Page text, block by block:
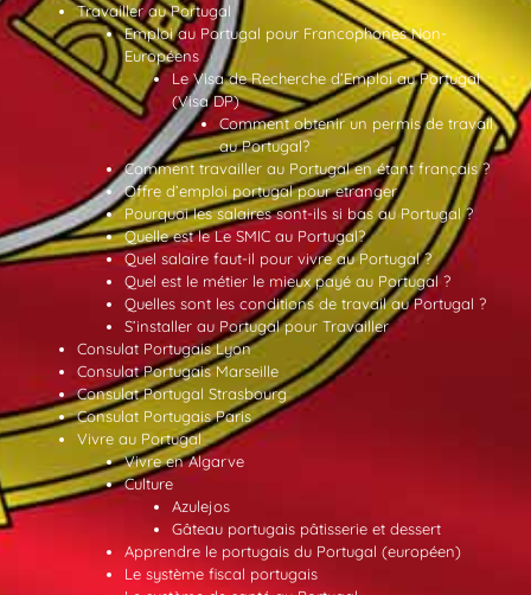
Travailler au Portugal
Emploi au Portugal pour Francophones Non-
Européens
Le Visa de Recherche d’Emploi au Portugal
(Visa DP)
Comment obtenir un permis de travail
au Portugal?
Comment travailler au Portugal en étant français ?
Offre d’emploi portugal pour etranger
Pourquoi les salaires sont-ils si bas au Portugal ?
Quelle est le Le SMIC au Portugal?
Quel salaire faut-il pour vivre au Portugal ?
Quel est le métier le mieux payé au Portugal ?
Quelles sont les conditions de travail au Portugal ?
S’installer au Portugal pour Travailler
Consulat Portugais Lyon
Consulat Portugais Marseille
Consulat Portugal Strasbourg
Consulat Portugais Paris
Vivre au Portugal
Vivre en Algarve
Culture
Azulejos
Gâteau portugais pâtisserie et dessert
Apprendre le portugais du Portugal (européen)
Le système fiscal portugais